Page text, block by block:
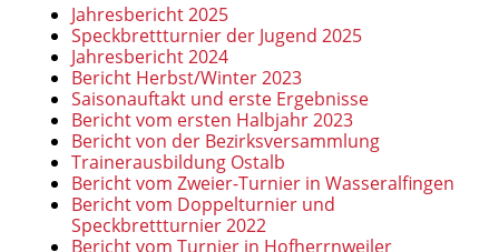
Jahresbericht 2025
Speckbrettturnier der Jugend 2025
Jahresbericht 2024
Bericht Herbst/Winter 2023
Saisonauftakt und erste Ergebnisse
Bericht vom ersten Halbjahr 2023
Bericht von der Bezirksversammlung
Trainerausbildung Ostalb
Bericht vom Zweier-Turnier in Wasseralfingen
Bericht vom Doppelturnier und
Speckbrettturnier 2022
Bericht vom Turnier in Hofherrnweiler